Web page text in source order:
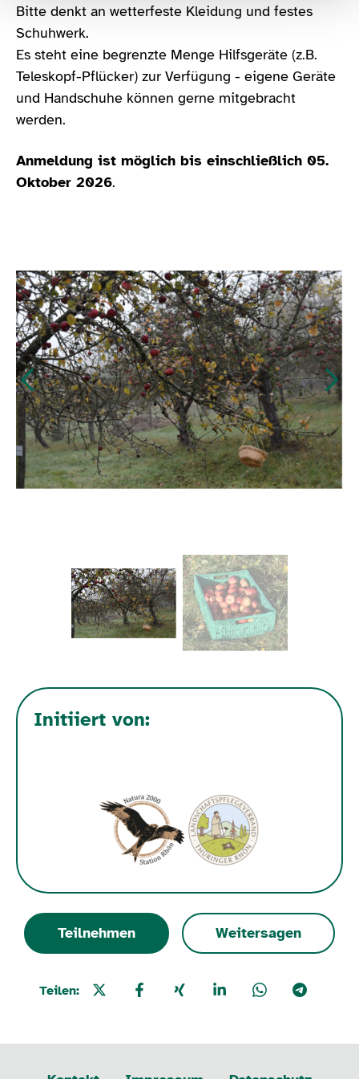
Bitte denkt an wetterfeste Kleidung und festes
Schuhwerk.
Es steht eine begrenzte Menge Hilfsgeräte (z.B.
Teleskopf-Pflücker) zur Verfügung - eigene Geräte
und Handschuhe können gerne mitgebracht
werden.
Anmeldung ist möglich bis einschließlich 05.
Oktober 2026.
Initiiert von:
Teilnehmen Weitersagen
Teilen: